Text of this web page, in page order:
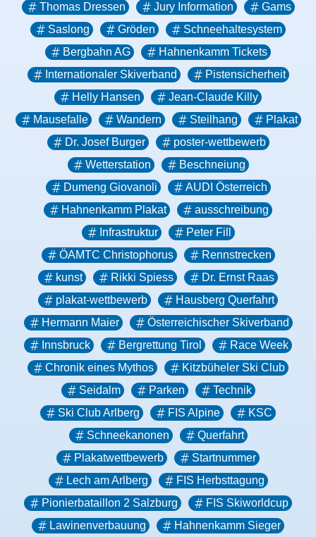
Thomas Dressen Jury Information
Gams
Saslong
Gröden
Schneehaltesystem
Bergbahn AG
Hahnenkamm Tickets
Internationaler Skiverband
Pistensicherheit
Helly Hansen
Jean-Claude Killy
Mausefalle
Wandern Steilhang
Plakat
Dr. Josef Burger
poster-wettbewerb
Wetterstation
Beschneiung
Dumeng Giovanoli
AUDI Österreich
Hahnenkamm Plakat
ausschreibung
Infrastruktur
Peter Fill
ÖAMTC Christophorus
Rennstrecken
kunst
Rikki Spiess
Dr. Ernst Raas
plakat-wettbewerb
Hausberg Querfahrt
Hermann Maier
Österreichischer Skiverband
Innsbruck
Bergrettung Tirol
Race Week
Chronik eines Mythos
Kitzbüheler Ski Club
Seidalm
Parken
Technik
Ski Club Arlberg
FIS Alpine
KSC
Schneekanonen
Querfahrt
Plakatwettbewerb
Startnummer
Lech am Arlberg
FIS Herbsttagung
Pionierbataillon 2 Salzburg
FIS Skiworldcup
Lawinenverbauung
Hahnenkamm Sieger